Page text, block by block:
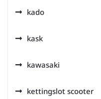
kado
kask
kawasaki
kettingslot scooter